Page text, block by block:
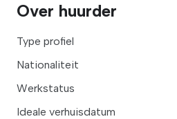
Over huurder
Type profiel
Nationaliteit
Werkstatus
Ideale verhuisdatum